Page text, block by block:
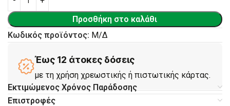
Προσθήκη στο καλάθι
Κωδικός προϊόντος: Μ/Δ
Έως 12 άτοκες δόσεις
με τη χρήση χρεωστικής ή πιστωτικής κάρτας.
Εκτιμώμενος Χρόνος Παράδοσης
Επιστροφές